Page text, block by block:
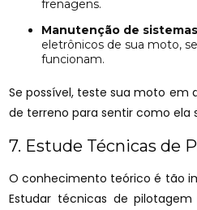
frenagens.
Manutenção de
eletrônicos de sua moto,
funcionam.
Se possível, teste sua moto em
de terreno para sentir como ela
7. Estude Técnicas de
O conhecimento teórico é tão
Estudar técnicas de